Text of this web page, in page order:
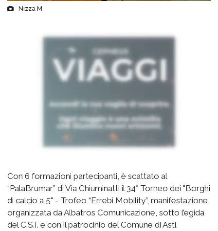
Nizza M
Con 6 formazioni partecipanti, è scattato al
“PalaBrumar” di Via Chiuminatti il 34° Torneo dei "Borghi
di calcio a 5" - Trofeo “Errebi Mobility”, manifestazione
organizzata da Albatros Comunicazione, sotto l’egida
del C.S.I. e con il patrocinio del Comune di Asti.